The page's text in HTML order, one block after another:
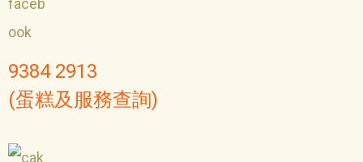
9384 2913
(蛋糕及服務查詢)